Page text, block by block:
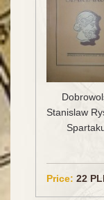
Stanislaw
Price: 22